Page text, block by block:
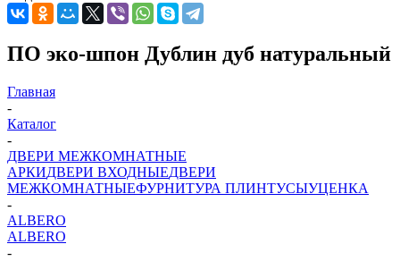
ПО эко-шпон Дублин дуб натуральный
Главная
-
Каталог
-
ДВЕРИ МЕЖКОМНАТНЫЕ
АРКИДВЕРИ ВХОДНЫЕДВЕРИ
МЕЖКОМНАТНЫЕФУРНИТУРА ПЛИНТУСЫУЦЕНКА
-
ALBERO
ALBERO
-